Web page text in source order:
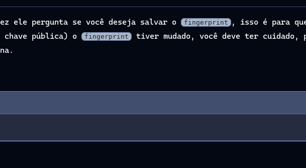
ele pergunta se você deseja salvar o fingerprint
, isso é para
chave pública) o
fingerprint
tiver mudado, você deve ter cuidado,